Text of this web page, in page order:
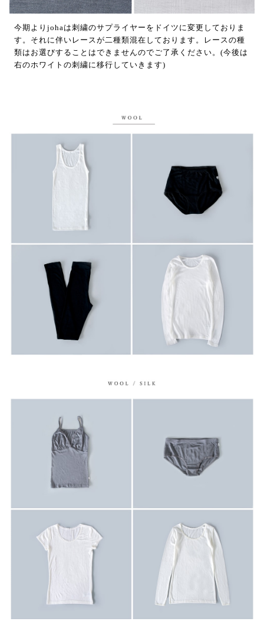
今期よりjohaは刺繍のサプライヤーをドイツに変更しておりま
す。それに伴いレースが二種類混在しております。レースの種
類はお選びすることはできませんのでご了承ください。(今後は
右のホワイトの刺繍に移行していきます)